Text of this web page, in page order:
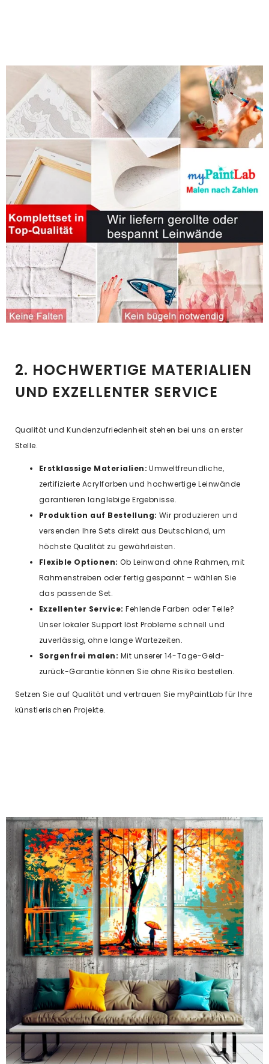
2. HOCHWERTIGE MATERIALIEN
UND EXZELLENTER SERVICE
Qualität und Kundenzufriedenheit stehen bei uns an erster
Stelle.
Erstklassige Materialien: Umweltfreundliche,
zertifizierte Acrylfarben und hochwertige Leinwände
garantieren langlebige Ergebnisse.
Produktion auf Bestellung: Wir produzieren und
versenden Ihre Sets direkt aus Deutschland, um
höchste Qualität zu gewährleisten.
Flexible Optionen: Ob Leinwand ohne Rahmen, mit
Rahmenstreben oder fertig gespannt – wählen Sie
das passende Set.
Exzellenter Service: Fehlende Farben oder Teile?
Unser lokaler Support löst Probleme schnell und
zuverlässig, ohne lange Wartezeiten.
Sorgenfrei malen: Mit unserer 14-Tage-Geld-
zurück-Garantie können Sie ohne Risiko bestellen.
Setzen Sie auf Qualität und vertrauen Sie myPaintLab für Ihre
künstlerischen Projekte.